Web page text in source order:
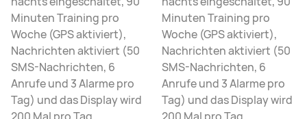
Minuten Training pro
Woche (GPS aktiviert),
Nachrichten aktiviert (50
SMS-Nachrichten, 6
Anrufe und 3 Alarme pro
Tag) und das Display wird
Minuten Training pro
Woche (GPS aktiviert),
Nachrichten aktiviert (50
SMS-Nachrichten, 6
Anrufe und 3 Alarme pro
Tag) und das Display wird